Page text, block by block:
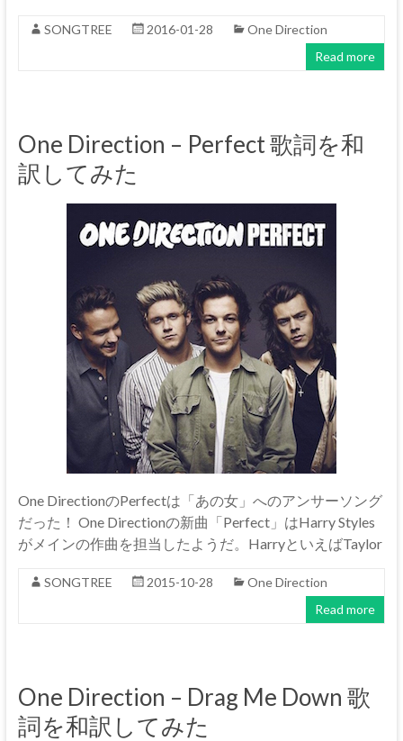
SONGTREE 2016-01-28
One Direction
Read more
One Direction – Perfect 歌詞を和
訳してみた
One DirectionのPerfectは「あの女」へのアンサーソング
だった！ One Directionの新曲「Perfect」はHarry Styles
がメインの作曲を担当したようだ。HarryといえばTaylor
SONGTREE 2015-10-28
One Direction
Read more
One Direction – Drag Me Down 歌
詞を和訳してみた